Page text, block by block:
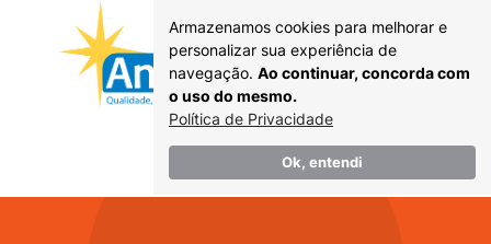
Armazenamos cookies para melhorar e
personalizar sua experiência de
navegação. Ao continuar, concorda com
o uso do mesmo.
Política de Privacidade
Ok, entendi